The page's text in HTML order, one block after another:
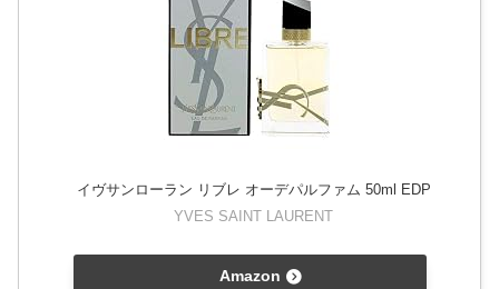
イヴサンローラン リブレ オーデパルファム 50ml EDP
YVES SAINT LAURENT
Amazon